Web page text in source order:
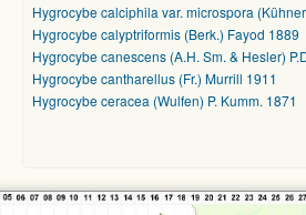
Hygrocybe calciphila var. microspora
Hygrocybe calyptriformis (Berk.) Fayod 1889
Hygrocybe canescens (A.H. Sm. & Hesler)
Hygrocybe cantharellus (Fr.) Murrill 1911
Hygrocybe ceracea (Wulfen) P. Kumm. 1871